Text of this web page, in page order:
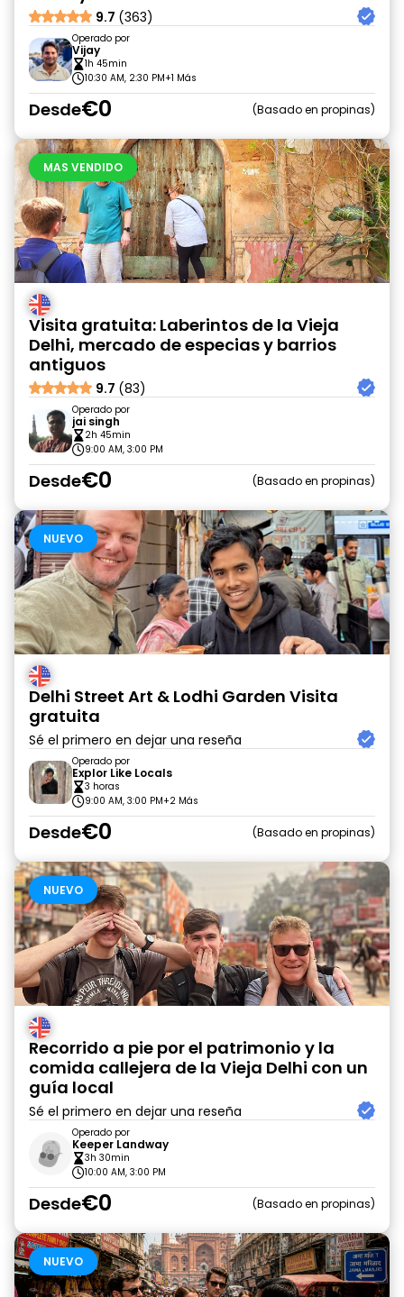
9.7 (363)
Operado por
Vijay
1h 45min
10:30 AM, 2:30 PM+1 Más
Desde€0 Basado en propinas
MAS VENDIDO
Visita gratuita: Laberintos de la Vieja
Delhi, mercado de especias y barrios
antiguos
9.7 (83)
Operado por
jai singh
2h 45min
9:00 AM, 3:00 PM
Desde€0 Basado en propinas
NUEVO
Delhi Street Art & Lodhi Garden Visita
gratuita
Sé el primero en dejar una reseña
Operado por
Explor Like Locals
3 horas
9:00 AM, 3:00 PM+2 Más
Desde€0 Basado en propinas
NUEVO
Recorrido a pie por el patrimonio y la
comida callejera de la Vieja Delhi con un
guía local
Sé el primero en dejar una reseña
Operado por
Keeper Landway
3h 30min
10:00 AM, 3:00 PM
Desde€0 Basado en propinas
NUEVO